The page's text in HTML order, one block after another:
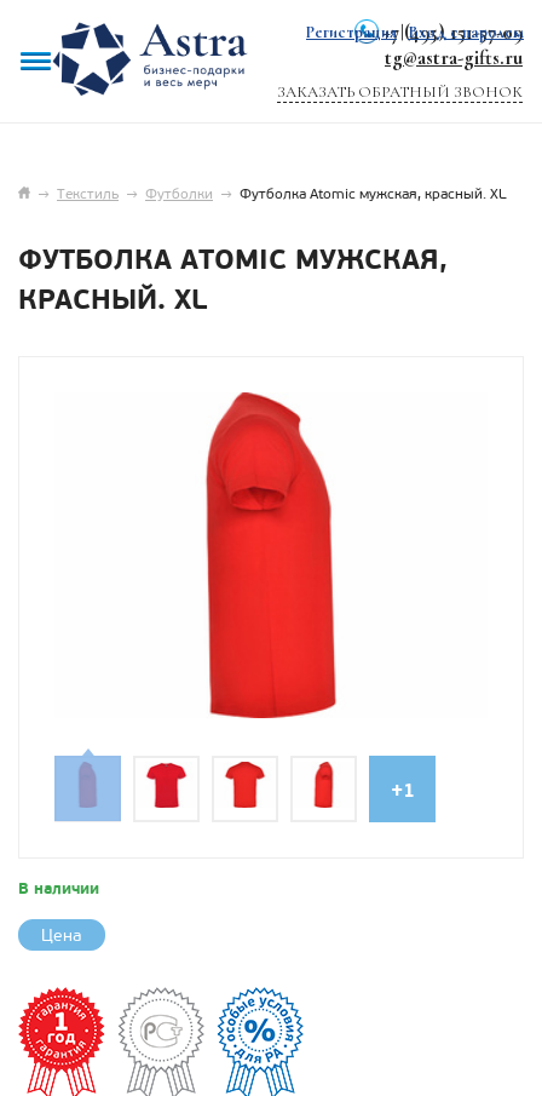
+7 (495) 151-57-09
tg@astra-gifts.ru
ЗАКАЗАТЬ ОБРАТНЫЙ ЗВОНОК
Регистрация Вход с паролем
→ Текстиль → Футболки → Футболка Atomic мужская, красный. XL
ФУТБОЛКА ATOMIC МУЖСКАЯ,
КРАСНЫЙ. XL
+1
В наличии
Цена